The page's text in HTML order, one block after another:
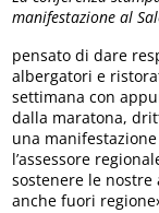
manifestazione al
pensato di dare
albergatori e
settimana con
dalla maratona,
una
l’assessore
sostenere le
anche fuori